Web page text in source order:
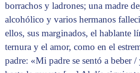
borrachos y ladrones; una madre
alcohólico y varios hermanos
ellos, sus marginados, el hablante
ternura y el amor, como en el
padre: «Mi padre se sentó a beber